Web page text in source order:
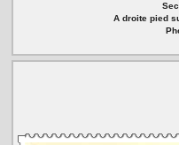
A droite pied